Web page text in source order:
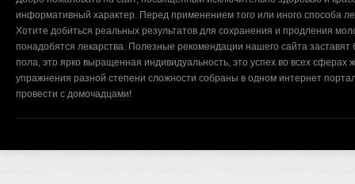
информативный характер. Перед применением того или иного способа
Хотите добиться реальных результатов для сохранения и продления
понадобятся лекарства. Полезные рекомендации нашего сайта
пола, это ярко выращенная индивидуальность, это успех во всех
упражнения разной степени сложности собраны в одном интернет
провести с домочадцами!